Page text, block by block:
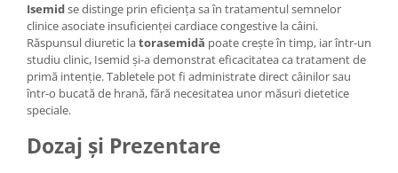
Isemidse distinge prin eficiența sa în tratamentul semnelor
clinice asociate insuficienței cardiace congestive la câini.
Răspunsul diuretic latorasemidă poate crește în timp, iar într-un
studiu clinic, Isemid și-a demonstrat eficacitatea ca tratament de
primă intenție. Tabletele pot fi administrate direct câinilor sau
într-o bucată de hrană, fără necesitatea unor măsuri dietetice
speciale.
Dozaj și Prezentare